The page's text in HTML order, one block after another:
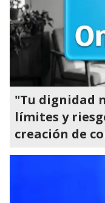
"Tu dignidad
límites y
creación de